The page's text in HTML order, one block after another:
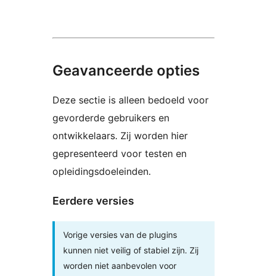
Geavanceerde opties
Deze sectie is alleen bedoeld voor
gevorderde gebruikers en
ontwikkelaars. Zij worden hier
gepresenteerd voor testen en
opleidingsdoeleinden.
Eerdere versies
Vorige versies van de plugins
kunnen niet veilig of stabiel zijn. Zij
worden niet aanbevolen voor